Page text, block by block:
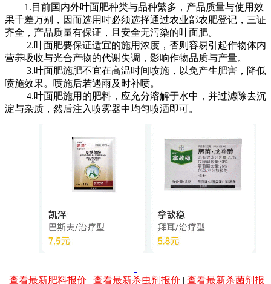
1.目前国内外叶面肥种类与品种繁多，产品质量与使用效
果千差万别，因而选用时必须选择通过农业部农肥登记，三证
齐全，产品质量有保证，且安全无污染的叶面肥。
2.叶面肥要保证适宜的施用浓度，否则容易引起作物体内
营养吸收与光合产物的代谢失调，影响作物品质与产量。
3.叶面肥施肥不宜在高温时间喷施，以免产生肥害，降低
喷施效果。喷施后若遇雨及时补喷。
4.叶面肥施用的肥料，应充分溶解于水中，并过滤除去沉
淀与杂质，然后注入喷雾器中均匀喷洒即可。
|查看最新肥料报价 | 查看最新杀虫剂报价 | 查看最新杀菌剂报